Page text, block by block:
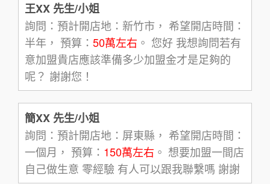
王XX 先生/小姐
詢問：預計開店地：新竹市， 希望開店時間：
半年， 預算： 50萬左右 。 您好 我想詢問若有
意加盟貴店應該準備多少加盟金才是足夠的
呢？ 謝謝您！
簡XX 先生/小姐
詢問：預計開店地：屏東縣， 希望開店時間：
一個月， 預算： 150萬左右 。 想要加盟一間店
自己做生意 零經驗 有人可以跟我聯繫嗎 謝謝